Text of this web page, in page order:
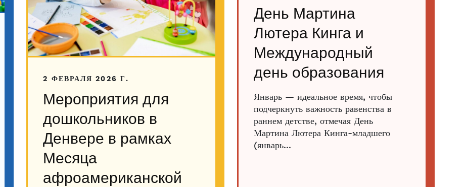
2 ФЕВРАЛЯ 2026 Г.
Мероприятия для
дошкольников в
Денвере в рамках
Месяца
афроамериканской
День Мартина
Лютера Кинга и
Международный
день образования
Январь — идеальное время, чтобы
подчеркнуть важность равенства в
раннем детстве, отмечая День
Мартина Лютера Кинга-младшего
(январь...